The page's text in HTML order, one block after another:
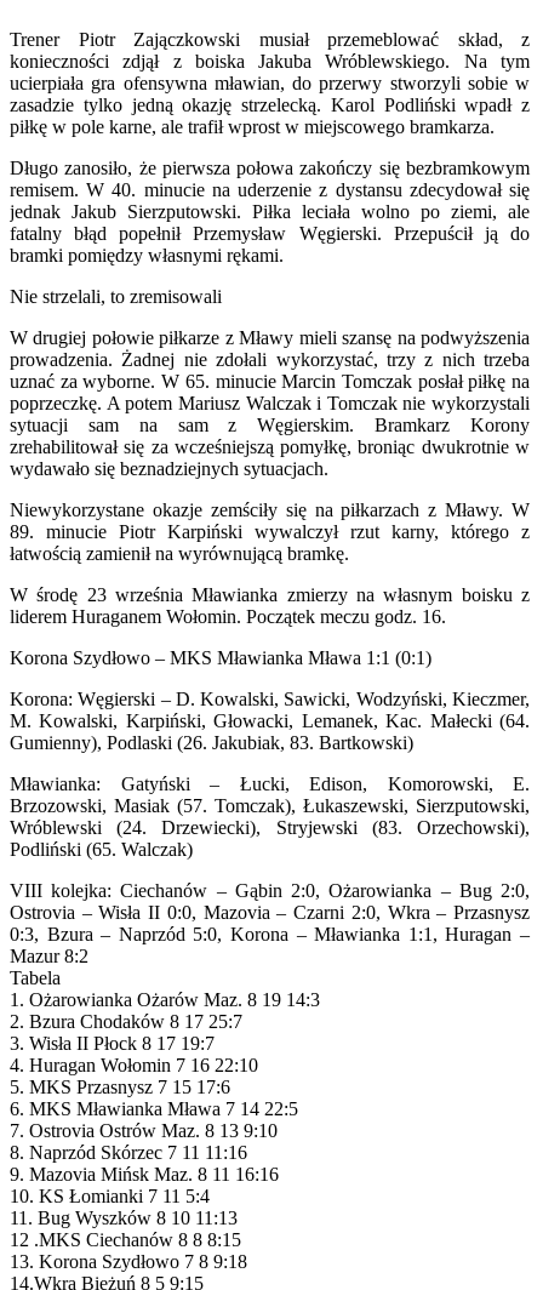
Trener Piotr Zajączkowski musiał przemeblować skład, z
konieczności zdjął z boiska Jakuba Wróblewskiego. Na tym
ucierpiała gra ofensywna mławian, do przerwy stworzyli sobie w
zasadzie tylko jedną okazję strzelecką. Karol Podliński wpadł z
piłkę w pole karne, ale trafił wprost w miejscowego bramkarza.
Długo zanosiło, że pierwsza połowa zakończy się bezbramkowym
remisem. W 40. minucie na uderzenie z dystansu zdecydował się
jednak Jakub Sierzputowski. Piłka leciała wolno po ziemi, ale
fatalny błąd popełnił Przemysław Węgierski. Przepuścił ją do
bramki pomiędzy własnymi rękami.
Nie strzelali, to zremisowali
W drugiej połowie piłkarze z Mławy mieli szansę na podwyższenia
prowadzenia. Żadnej nie zdołali wykorzystać, trzy z nich trzeba
uznać za wyborne. W 65. minucie Marcin Tomczak posłał piłkę na
poprzeczkę. A potem Mariusz Walczak i Tomczak nie wykorzystali
sytuacji sam na sam z Węgierskim. Bramkarz Korony
zrehabilitował się za wcześniejszą pomyłkę, broniąc dwukrotnie w
wydawało się beznadziejnych sytuacjach.
Niewykorzystane okazje zemściły się na piłkarzach z Mławy. W
89. minucie Piotr Karpiński wywalczył rzut karny, którego z
łatwością zamienił na wyrównującą bramkę.
W środę 23 września Mławianka zmierzy na własnym boisku z
liderem Huraganem Wołomin. Początek meczu godz. 16.
Korona Szydłowo – MKS Mławianka Mława 1:1 (0:1)
Korona: Węgierski – D. Kowalski, Sawicki, Wodzyński, Kieczmer,
M. Kowalski, Karpiński, Głowacki, Lemanek, Kac. Małecki (64.
Gumienny), Podlaski (26. Jakubiak, 83. Bartkowski)
Mławianka: Gatyński – Łucki, Edison, Komorowski, E.
Brzozowski, Masiak (57. Tomczak), Łukaszewski, Sierzputowski,
Wróblewski (24. Drzewiecki), Stryjewski (83. Orzechowski),
Podliński (65. Walczak)
VIII kolejka: Ciechanów – Gąbin 2:0, Ożarowianka – Bug 2:0,
Ostrovia – Wisła II 0:0, Mazovia – Czarni 2:0, Wkra – Przasnysz
0:3, Bzura – Naprzód 5:0, Korona – Mławianka 1:1, Huragan –
Mazur 8:2
Tabela
1. Ożarowianka Ożarów Maz. 8 19 14:3
2. Bzura Chodaków 8 17 25:7
3. Wisła II Płock 8 17 19:7
4. Huragan Wołomin 7 16 22:10
5. MKS Przasnysz 7 15 17:6
6. MKS Mławianka Mława 7 14 22:5
7. Ostrovia Ostrów Maz. 8 13 9:10
8. Naprzód Skórzec 7 11 11:16
9. Mazovia Mińsk Maz. 8 11 16:16
10. KS Łomianki 7 11 5:4
11. Bug Wyszków 8 10 11:13
12 .MKS Ciechanów 8 8 8:15
13. Korona Szydłowo 7 8 9:18
14.Wkra Bieżuń 8 5 9:15